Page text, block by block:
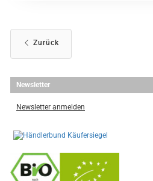
Zurück
Newsletter
Newsletter anmelden